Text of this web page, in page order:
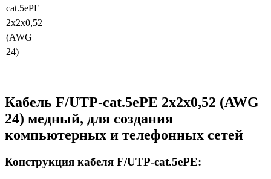
Кабель F/UTP-cat.5ePE 2x2x0,52 (AWG
24) медный, для создания
компьютерных и телефонных сетей
Конструкция кабеля F/UTP-cat.5ePE: